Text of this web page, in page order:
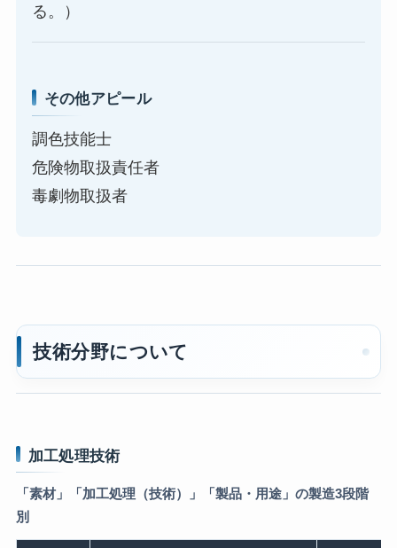
る。）
その他アピール
調色技能士
危険物取扱責任者
毒劇物取扱者
技術分野について
加工処理技術
「素材」「加工処理（技術）」「製品・用途」の製造3段階
別